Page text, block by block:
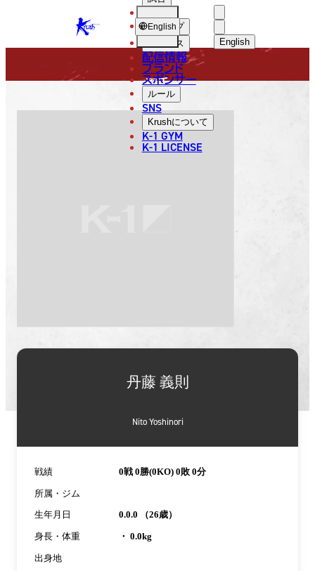
KRUSH English
ショップ
ニュース
配信情報
ブランド
スポンサー
ルール
SNS
Krushについて
K-1 GYM
K-1 LICENSE
English
FIGHTER
選手
丹藤 義則
Nito Yoshinori
戦績 0戦 0勝(0KO) 0敗 0分
所属・ジム
生年月日 0.0.0 （26歳）
身長・体重 ・ 0.0kg
出身地